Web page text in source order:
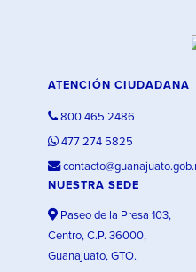
ATENCIÓN CIUDADANA
800 465 2486
477 274 5825
NUESTRA SEDE
Paseo de la Presa 103,
Centro, C.P. 36000,
Guanajuato, GTO.